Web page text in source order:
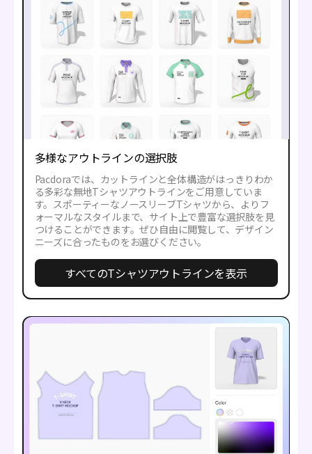
多様なアウトラインの選択肢
Pacdoraでは、カットラインと全体構造がはっきりわか
る多彩な無地Tシャツアウトラインをご用意していま
す。スポーティーなノースリーブTシャツから、よりフ
ォーマルなスタイルまで、サイト上で豊富な選択肢を見
つけることができます。ぜひ自由に閲覧して、デザイン
ニーズに合ったものをお選びください。
すべてのTシャツアウトラインを表示